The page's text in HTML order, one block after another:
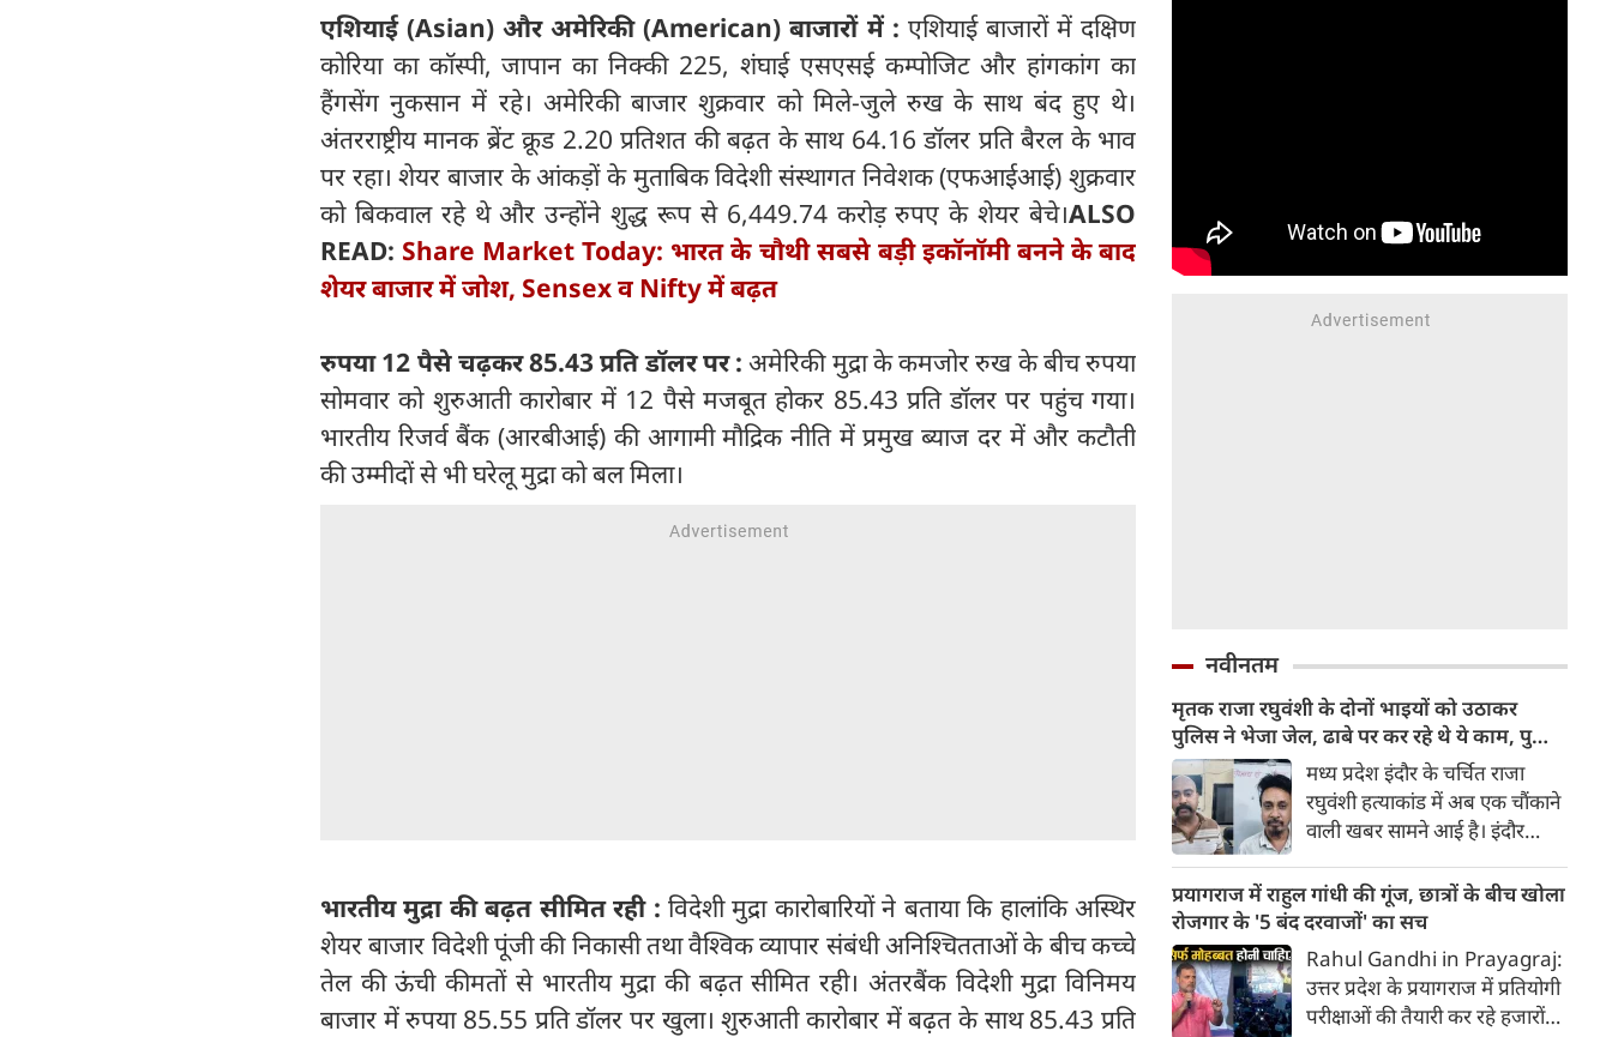
एशियाई (Asian) और अमेरिकी (American) बाजारों में : एशियाई बाजारों में दक्षिण
कोरिया का कॉस्पी, जापान का निक्की 225, शंघाई एसएसई कम्पोजिट और हांगकांग का
हैंगसेंग नुकसान में रहे। अमेरिकी बाजार शुक्रवार को मिले-जुले रुख के साथ बंद हुए थे।
अंतरराष्ट्रीय मानक ब्रेंट क्रूड 2.20 प्रतिशत की बढ़त के साथ 64.16 डॉलर प्रति बैरल के भाव
पर रहा। शेयर बाजार के आंकड़ों के मुताबिक विदेशी संस्थागत निवेशक (एफआईआई) शुक्रवार
को बिकवाल रहे थे और उन्होंने शुद्ध रूप से 6,449.74 करोड़ रुपए के शेयर बेचे।ALSO
READ: Share Market Today: भारत के चौथी सबसे बड़ी इकॉनॉमी बनने के बाद
शेयर बाजार में जोश, Sensex व Nifty में बढ़त
रुपया 12 पैसे चढ़कर 85.43 प्रति डॉलर पर : अमेरिकी मुद्रा के कमजोर रुख के बीच रुपया
सोमवार को शुरुआती कारोबार में 12 पैसे मजबूत होकर 85.43 प्रति डॉलर पर पहुंच गया।
भारतीय रिजर्व बैंक (आरबीआई) की आगामी मौद्रिक नीति में प्रमुख ब्याज दर में और कटौती
की उम्मीदों से भी घरेलू मुद्रा को बल मिला।
भारतीय मुद्रा की बढ़त सीमित रही : विदेशी मुद्रा कारोबारियों ने बताया कि हालांकि अस्थिर
शेयर बाजार विदेशी पूंजी की निकासी तथा वैश्विक व्यापार संबंधी अनिश्चितताओं के बीच कच्चे
तेल की ऊंची कीमतों से भारतीय मुद्रा की बढ़त सीमित रही। अंतरबैंक विदेशी मुद्रा विनिमय
बाजार में रुपया 85.55 प्रति डॉलर पर खुला। शुरुआती कारोबार में बढ़त के साथ 85.43 प्रति
नवीनतम
मृतक राजा रघुवंशी के दोनों भाइयों को उठाकर
पुलिस ने भेजा जेल, ढाबे पर कर रहे थे ये काम, पुलिस
जांच में जुटी
मध्य प्रदेश इंदौर के चर्चित राजा
रघुवंशी हत्याकांड में अब एक चौंकाने
वाली खबर सामने आई है। इंदौर
भाइयों विपिन रघुवंशी और सचिन
रघुवंशी पर कार्रवाई करते हुए उनको
गिरफ्तार किया है। दोनों पर बिना वैध
लाइसेंस के ग्राहकों को अवैध रूप से
शराब परोसने का आरोप है।
प्रयागराज में राहुल गांधी की गूंज, छात्रों के बीच खोला
रोजगार के '5 बंद दरवाजों' का सच
Rahul Gandhi in Prayagraj:
उत्तर प्रदेश के प्रयागराज में प्रतियोगी
परीक्षाओं की तैयारी कर रहे हजारों